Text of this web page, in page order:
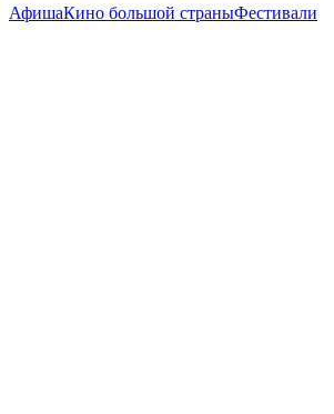
АфишаКино большой страныФестивали